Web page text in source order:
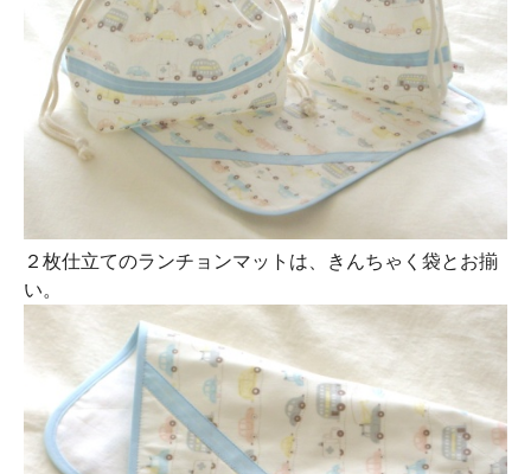
２枚仕立てのランチョンマットは、きんちゃく袋とお揃
い。